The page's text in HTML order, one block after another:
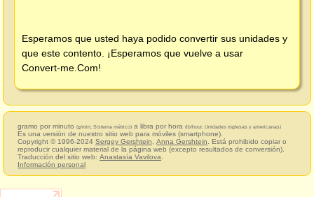
Esperamos que usted haya podido convertir sus unidades y
que este contento. ¡Esperamos que vuelve a usar
Convert-me.Com!
gramo por minuto (g/min, Sistema métrico) a libra por hora (lb/hour, Unidades inglesas y americanas)
Es una versión de nuestro sitio web para móviles (smartphone).
Copyright © 1996-2024 Sergey Gershtein Anna Gershtein . Está prohibido copiar o
reproducir cualquier material de la página web (excepto resultados de conversión).
Traducción del sitio web: Anastasía Vavilova
Información personal